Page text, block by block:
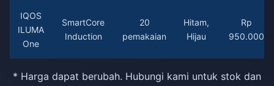
IQOS
ILUMA
One
SmartCore
Induction
20
pemakaian
Hitam,
Hijau
Rp
950.000
* Harga dapat berubah. Hubungi kami untuk stok dan